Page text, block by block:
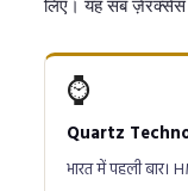
लिए। यह सब ज़ेरक्सेस
⌚
Quartz
भारत में पहली बार।